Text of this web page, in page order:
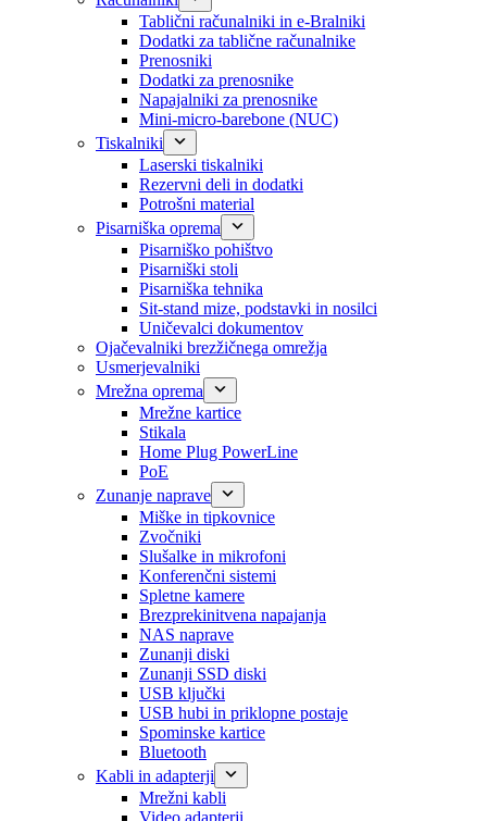
Tablični računalniki in e-Bralniki
Dodatki za tablične računalnike
Prenosniki
Dodatki za prenosnike
Napajalniki za prenosnike
Mini-micro-barebone (NUC)
Tiskalniki
Laserski tiskalniki
Rezervni deli in dodatki
Potrošni material
Pisarniška oprema
Pisarniško pohištvo
Pisarniški stoli
Pisarniška tehnika
Sit-stand mize, podstavki in nosilci
Uničevalci dokumentov
Ojačevalniki brezžičnega omrežja
Usmerjevalniki
Mrežna oprema
Mrežne kartice
Stikala
Home Plug PowerLine
PoE
Zunanje naprave
Miške in tipkovnice
Zvočniki
Slušalke in mikrofoni
Konferenčni sistemi
Spletne kamere
Brezprekinitvena napajanja
NAS naprave
Zunanji diski
Zunanji SSD diski
USB ključki
USB hubi in priklopne postaje
Spominske kartice
Bluetooth
Kabli in adapterji
Mrežni kabli
Video adapterji